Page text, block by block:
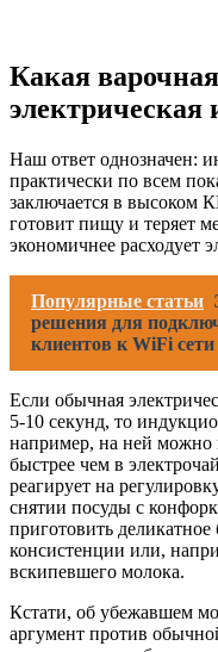
Какая
Наш ответ однозначен:
практически по всем
заключается в высоком
готовит пищу и теряет
экономичнее расходует
Популярные статьи
решения для
клиентов к WiFi
Если обычная
5-10 секунд, то
например, на ней
быстрее чем в
реагирует на
снятии посуды с
приготовить
консистенции или,
вскипевшего молока.
Кстати, об убежавшем
аргумент против